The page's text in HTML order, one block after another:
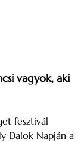
vagyok, aki
fesztivál
Dalok Napján a